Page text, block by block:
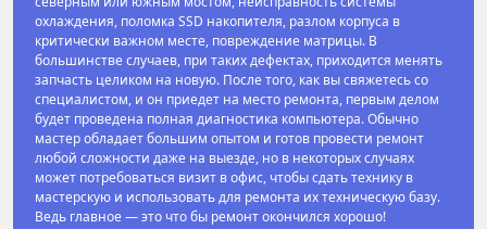
охлаждения, поломка SSD накопителя, разлом корпуса в
критически важном месте, повреждение матрицы. В
большинстве случаев, при таких дефектах, приходится менять
запчасть целиком на новую. После того, как вы свяжетесь со
специалистом, и он приедет на место ремонта, первым делом
будет проведена полная диагностика компьютера. Обычно
мастер обладает большим опытом и готов провести ремонт
любой сложности даже на выезде, но в некоторых случаях
может потребоваться визит в офис, чтобы сдать технику в
мастерскую и использовать для ремонта их техническую базу.
Ведь главное — это что бы ремонт окончился хорошо!